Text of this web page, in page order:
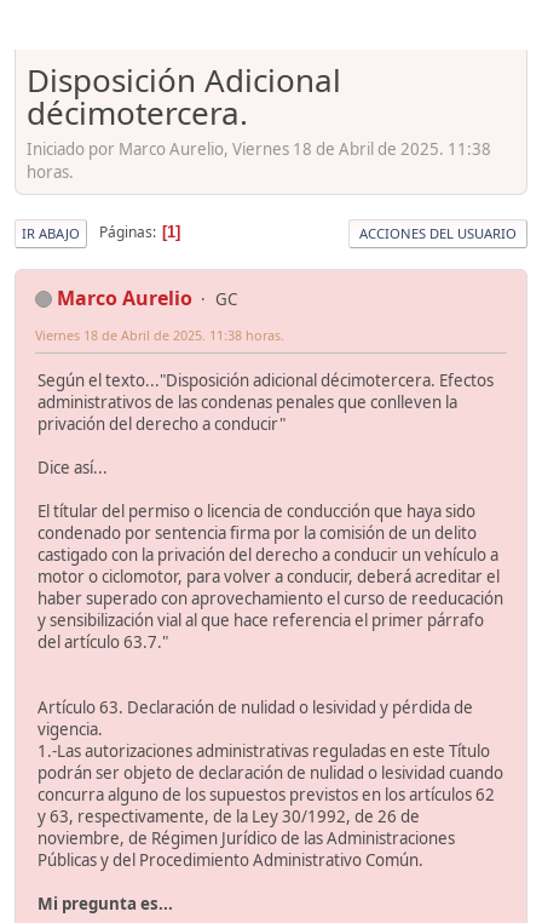
Disposición Adicional
décimotercera.
Iniciado por Marco Aurelio, Viernes 18 de Abril de 2025. 11:38
horas.
IR ABAJO Páginas 1 ACCIONES DEL USUARIO
Marco Aurelio GC
Viernes 18 de Abril de 2025. 11:38 horas.
Según el texto..."Disposición adicional décimotercera. Efectos
administrativos de las condenas penales que conlleven la
privación del derecho a conducir"
Dice así...
El títular del permiso o licencia de conducción que haya sido
condenado por sentencia firma por la comisión de un delito
castigado con la privación del derecho a conducir un vehículo a
motor o ciclomotor, para volver a conducir, deberá acreditar el
haber superado con aprovechamiento el curso de reeducación
y sensibilización vial al que hace referencia el primer párrafo
del artículo 63.7."
Artículo 63. Declaración de nulidad o lesividad y pérdida de
vigencia.
1.-Las autorizaciones administrativas reguladas en este Título
podrán ser objeto de declaración de nulidad o lesividad cuando
concurra alguno de los supuestos previstos en los artículos 62
y 63, respectivamente, de la Ley 30/1992, de 26 de
noviembre, de Régimen Jurídico de las Administraciones
Públicas y del Procedimiento Administrativo Común.
Mi pregunta es...